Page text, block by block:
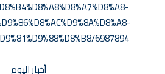
6987894
أخبار اليوم